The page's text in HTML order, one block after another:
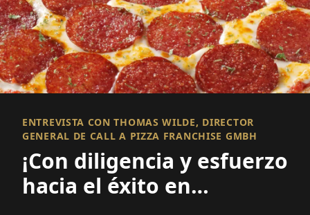
ENTREVISTA CON THOMAS WILDE, DIRECTOR
GENERAL DE CALL A PIZZA FRANCHISE GMBH
¡Con diligencia y esfuerzo
hacia el éxito en